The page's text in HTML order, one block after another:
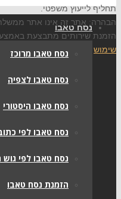
תחליף לייעוץ משפטי.
הבהרה: אתר זה אינו אתר
הזמנת שירותים מתבצעת
שימוש
נסח טאבו
נסח טאבו מרוכז
נסח טאבו לצפיה
נסח טאבו היסטורי
נסח טאבו לפי
נסח טאבו לפי
הזמנת נסח טאבו